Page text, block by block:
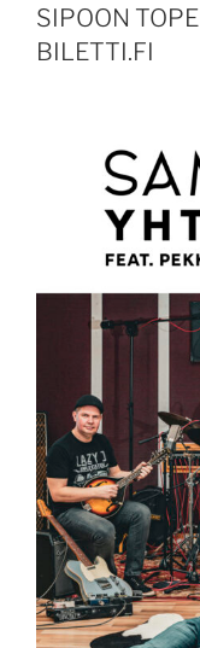
SIPOON
BILETTI.FI